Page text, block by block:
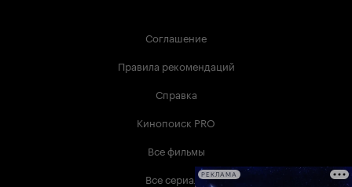
Соглашение
Правила рекомендаций
Справка
Кинопоиск PRO
Все фильмы
Все сериалыРЕКЛАМА